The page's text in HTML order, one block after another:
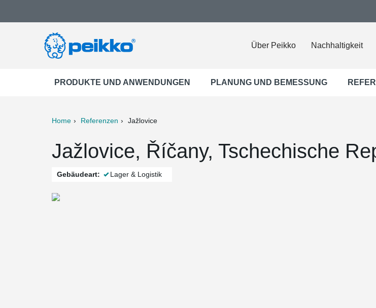
Über Peikko Nachhaltigkeit
PRODUKTE UND ANWENDUNGEN PLANUNG UND BEMESSUNG
Home Referenzen Jažlovice
Jažlovice, Říčany, Tschechische
Gebäudeart: Lager & Logistik